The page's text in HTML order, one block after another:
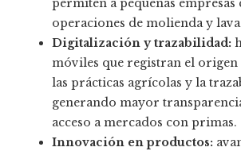
permiten a pequeñas empresas
operaciones de molienda y
Digitalización y trazabilidad:
móviles que registran el origen
las prácticas agrícolas y la
generando mayor
acceso a mercados con primas.
Innovación en productos: